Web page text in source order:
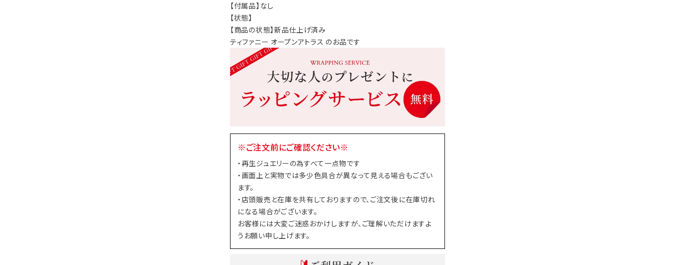
【付属品】なし
【状態】
【商品の状態】新品仕上げ済み
ティファニー オープンアトラス のお品です
※ご注文前にご確認ください※
・再生ジュエリーの為すべて一点物です
・画面上と実物では多少色具合が異なって見える場合もござい
ます。
・店頭販売と在庫を共有しておりますので、ご注文後に在庫切れ
になる場合がございます。
お客様には大変ご迷惑おかけしますが、ご理解いただけますよ
うお願い申し上げます。